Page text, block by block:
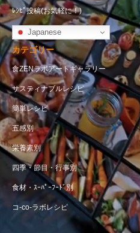
ﾚｼﾋﾟ投稿(お気軽に！)
Japanese
カテゴリー
食ZENラボアートギャラリー
サスティナブルレシピ
簡単レシピ
五感別
栄養素別
四季・節目・行事別
食材・ｽｰﾊﾟｰﾌｰﾄﾞ別
コ-co-ラボレシピ